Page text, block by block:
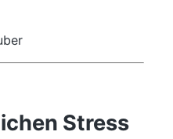
Stress